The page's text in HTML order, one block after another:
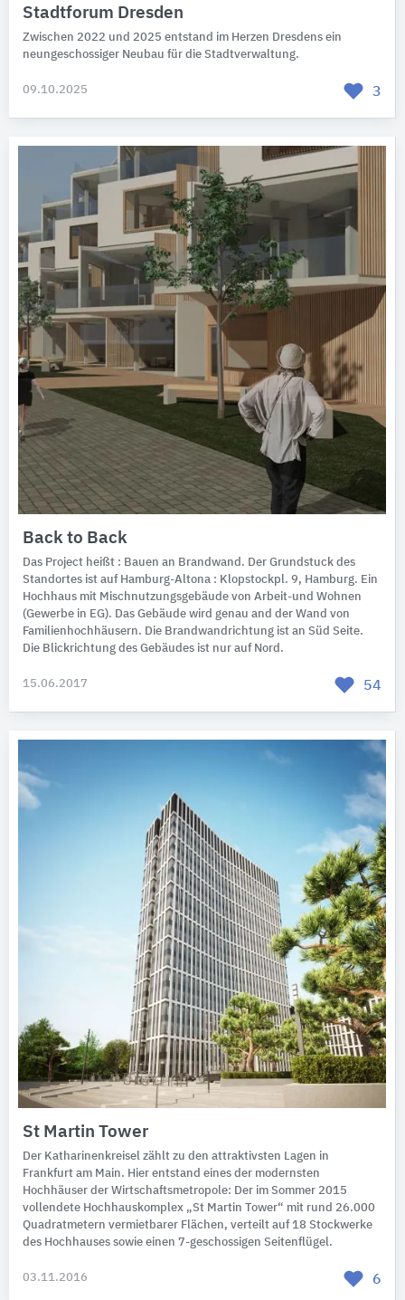
Stadtforum Dresden
Zwischen 2022 und 2025 entstand im Herzen Dresdens ein
neungeschossiger Neubau für die Stadtverwaltung.
09.10.2025 3
Back to Back
Das Project heißt : Bauen an Brandwand. Der Grundstuck des
Standortes ist auf Hamburg-Altona : Klopstockpl. 9, Hamburg. ​Ein
Hochhaus mit Mischnutzungsgebäude von Arbeit-und Wohnen
(Gewerbe in EG). Das Gebäude wird genau and der Wand von
Familienhochhäusern. Die Brandwandrichtung ist an Süd Seite.
Die Blickrichtung des Gebäudes ist nur auf Nord.
15.06.2017 54
St Martin Tower
Der Katharinenkreisel zählt zu den attraktivsten Lagen in
Frankfurt am Main. Hier entstand eines der modernsten
Hochhäuser der Wirtschaftsmetropole: Der im Sommer 2015
vollendete Hochhauskomplex „St Martin Tower“ mit rund 26.000
Quadratmetern vermietbarer Flächen, verteilt auf 18 Stockwerke
des Hochhauses sowie einen 7-geschossigen Seitenflügel.
03.11.2016 6